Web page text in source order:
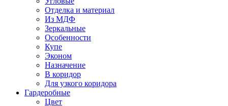
Отделка и материал
Из МДФ
Зеркальные
Особенности
Купе
Эконом
Назначение
В коридор
Для узкого коридора
Гардеробные
Цвет